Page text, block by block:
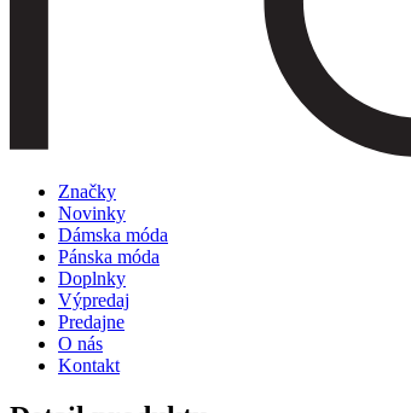
Značky
Novinky
Dámska móda
Pánska móda
Doplnky
Výpredaj
Predajne
O nás
Kontakt